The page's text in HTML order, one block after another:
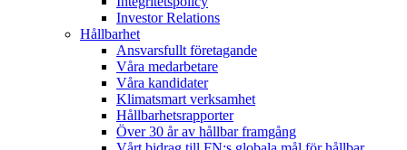
Investor Relations
Hållbarhet
Ansvarsfullt företagande
Våra medarbetare
Våra kandidater
Klimatsmart verksamhet
Hållbarhetsrapporter
Över 30 år av hållbar framgång